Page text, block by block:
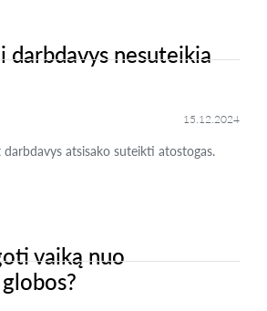
darbdavys nesuteikia
15.12.2024
atsisako suteikti atostogas.
vaiką nuo